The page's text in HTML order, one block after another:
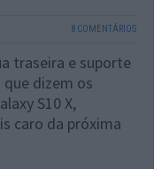
8 COMENTÁRIOS
traseira e suporte
que dizem os
S10 X,
caro da próxima